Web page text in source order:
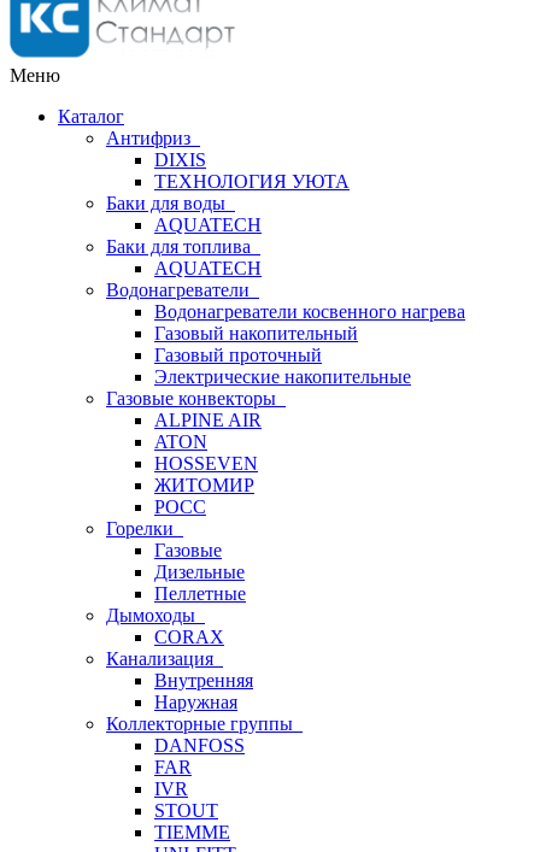
Меню
Каталог
Антифриз
DIXIS
ТЕХНОЛОГИЯ УЮТА
Баки для воды
AQUATECH
Баки для топлива
AQUATECH
Водонагреватели
Водонагреватели косвенного нагрева
Газовый накопительный
Газовый проточный
Электрические накопительные
Газовые конвекторы
ALPINE AIR
ATON
HOSSEVEN
ЖИТОМИР
РОСС
Горелки
Газовые
Дизельные
Пеллетные
Дымоходы
CORAX
Канализация
Внутренняя
Наружная
Коллекторные группы
DANFOSS
FAR
IVR
STOUT
TIEMME